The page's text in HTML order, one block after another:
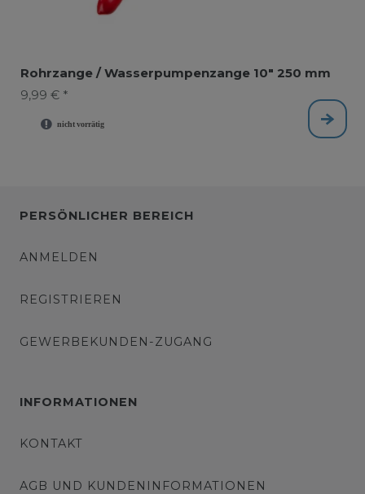
Rohrzange / Wasserpumpenzange 10" 250 mm
9,99 € *
PERSÖNLICHER BEREICH
ANMELDEN
REGISTRIEREN
GEWERBEKUNDEN-ZUGANG
INFORMATIONEN
KONTAKT
AGB UND KUNDENINFORMATIONEN